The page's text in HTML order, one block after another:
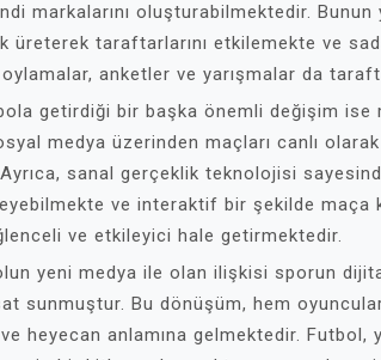
markalarını oluşturabilmektedir. Bunun
taraftarlarını etkilemekte ve
anketler ve yarışmalar da
getirdiği bir başka önemli değişim ise
medya üzerinden maçları canlı
sanal gerçeklik teknolojisi
ve interaktif bir şekilde maça
ve etkileyici hale getirmektedir.
yeni medya ile olan ilişkisi sporun
sunmuştur. Bu dönüşüm, hem
heyecan anlamına gelmektedir. Futbol,